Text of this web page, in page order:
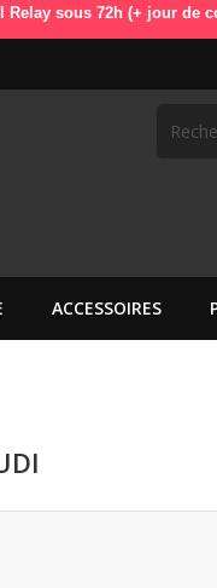
72h (+ jour de
ACCESSOIRES